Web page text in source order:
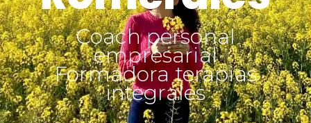
Coach personal
empresarial
Formadora terapias
integrales